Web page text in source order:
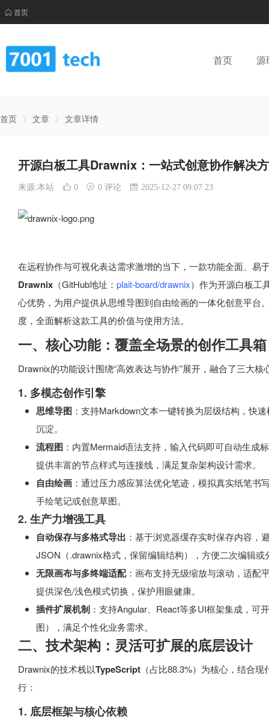
首页
首页 源
首页 文章 文章详情
开源白板工具Drawnix：一站式创意协作解决
来源:本站 0 0 评论 2025-12-27 09:07:23
在远程协作与可视化表达需求激增的当下，一款功能全面、易
Drawnix （GitHub地址： plait-board/drawnix）作为开源白板工
心优势，为用户提供从思维导图到自由绘画的一体化创意平台
度，全面解析这款工具的价值与使用方法。
一、核心功能：覆盖全场景的创作工具箱
Drawnix的功能设计围绕“高效表达与协作”展开，融合了三大核
1. 多模态创作引擎
思维导图 ：支持Markdown文本一键转换为层级结构，快
沉淀。
流程图 ：内置Mermaid语法支持，输入代码即可自动生成
提供丰富的节点样式与连接线，满足复杂架构设计需求。
自由绘画 ：通过压力感应算法优化笔迹，模拟真实纸笔
手绘笔记或创意草图。
2. 生产力增强工具
自动保存与多格式导出 ：基于浏览器缓存实时保存内容，
JSON（.drawnix格式，保留编辑结构），方便二次编辑或
无限画布与多终端适配：画布支持无级缩放与滚动，适配
提供深色/浅色模式切换，保护用眼健康。
插件扩展机制 ：支持Angular、React等多UI框架集成，
图），满足个性化业务需求。
二、技术架构：灵活可扩展的底层设计
Drawnix的技术栈以TypeScript （占比88.3%）为核心，结合
行：
1. 底层框架与核心依赖